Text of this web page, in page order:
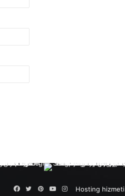
Hosting hizmeti
Facebook
TwitterPinterestYouTube
Instagram